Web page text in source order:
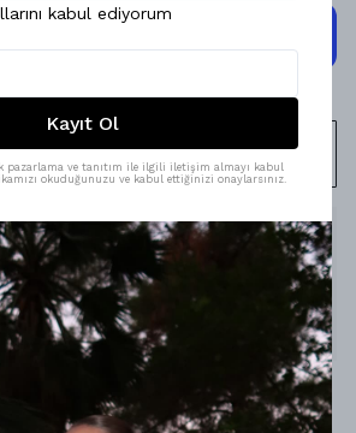
WHATSAPP
53kg
Polyester
kabul ediyorum
Kayıt Ol
pazarlama ve tanıtım ile ilgili iletişim almayı kabul
okuduğunuzu ve kabul ettiğinizi onaylarsınız.